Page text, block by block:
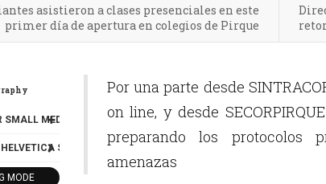
asistieron a clases presenciales en este
primer día de apertura en colegios de Pirque
SMALL MEDIUM BIGGER
HELVETICA SEGOE GEORGIA
MODE
Por una parte desde
on line, y desde
preparando los protocolos
amenazas